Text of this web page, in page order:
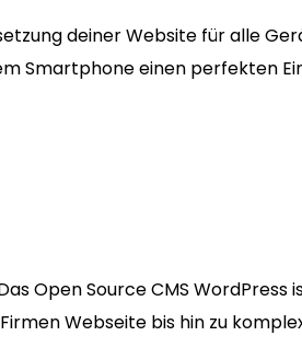
deiner Website für alle
Smartphone einen perfekten
Open Source CMS
Webseite bis hin zu